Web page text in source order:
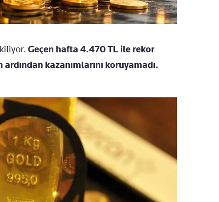
Geçen hafta 4.470 TL ile rekor
kazanımlarını koruyamadı.